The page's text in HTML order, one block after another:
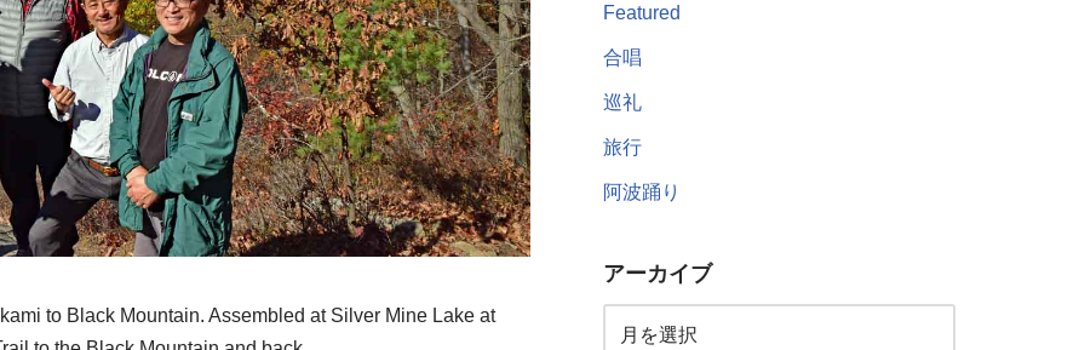
to Black Mountain. Assembled at Silver Mine Lake at
Featured
合唱
巡礼
旅行
阿波踊り
アーカイブ